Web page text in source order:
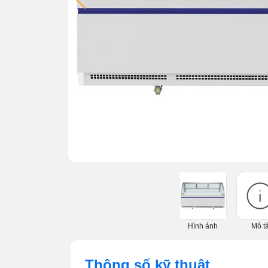
Hình ảnh Mô
Thông số kỹ thuật